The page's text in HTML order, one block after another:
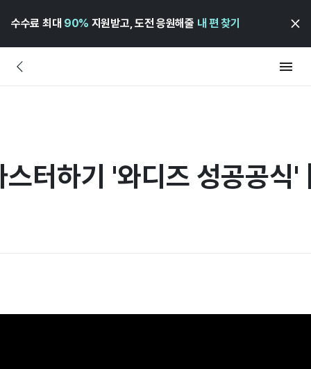
수수료 최대 90% 지원받고, 도전 응원해줄 내 편 찾기
터하기 '와디즈 성공공식